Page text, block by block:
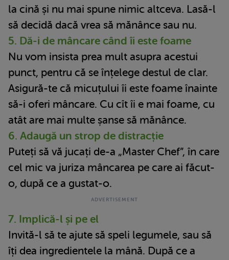
la cină și nu mai spune nimic altceva. Lasă-l
să decidă dacă vrea să mănânce sau nu.
5. Dă-i de mâncare când îi este foame
Nu vom insista prea mult asupra acestui
punct, pentru că se înțelege destul de clar.
Asigură-te că micuțului îi este foame înainte
să-i oferi mâncare. Cu cît îi e mai foame, cu
atât are mai multe șanse să mănânce.
6. Adaugă un strop de distracție
Puteți să vă jucați de-a „Master Chef”, în care
cel mic va juriza mâncarea pe care ai făcut-
o, după ce a gustat-o.
7. Implică-l și pe el
Invită-l să te ajute să speli legumele, sau să
îți dea ingredientele la mână. După ce a